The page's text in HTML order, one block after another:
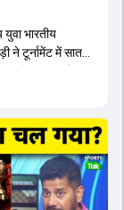
भारतीय
ने टूर्नामेंट में सात
खिताब अपने नाम
कप्तान और
के प्रदर्शन पर
कर दिया है जो
इंग्लैंड के पूर्व कप्तान
सबसे बड़ी बात इस
भारी भीड़ उमड़ती